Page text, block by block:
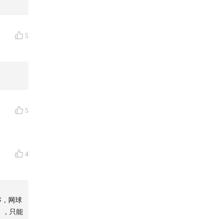
5
5
4
网球
，只能